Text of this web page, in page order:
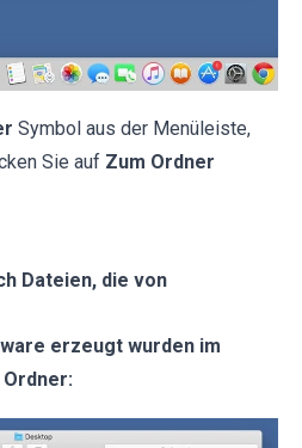
Symbol aus der Menüleiste,
Sie auf Zum Ordner
Dateien, die von
erzeugt wurden im